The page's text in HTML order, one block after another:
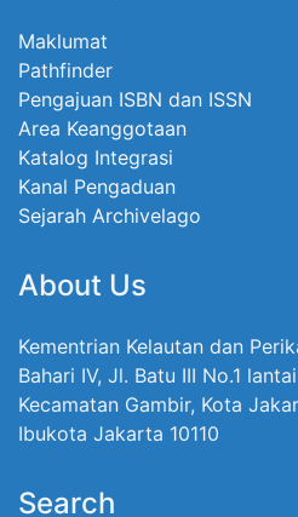
Maklumat
Pathfinder
Pengajuan ISBN dan ISSN
Area Keanggotaan
Katalog Integrasi
Kanal Pengaduan
Sejarah Archivelago
About Us
Kementrian Kelautan dan
Bahari IV, Jl. Batu III No.1
Kecamatan Gambir, Kota
Ibukota Jakarta 10110
Search